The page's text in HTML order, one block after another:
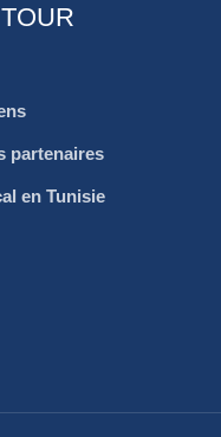
partenaires
en Tunisie